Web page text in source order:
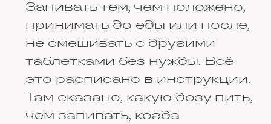
Всегда предупреждайте врача о
всех препаратах, которые вы
принимаете.
ПОЧЕМУ ОДНО
ЛЕКАРСТВО ПО-